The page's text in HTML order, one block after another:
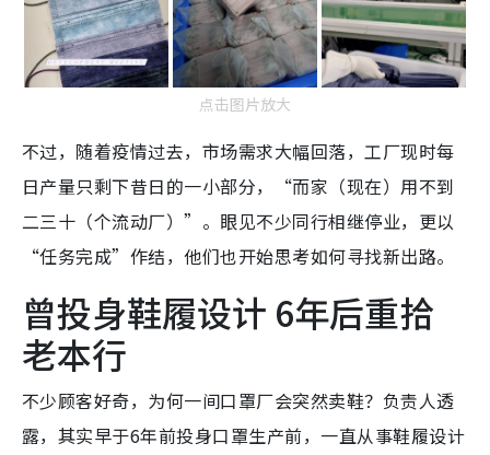
点击图片放大
不过，随着疫情过去，市场需求大幅回落，工厂现时每
日产量只剩下昔日的一小部分，“而家（现在）用不到
二三十（个流动厂）”。眼见不少同行相继停业，更以
“任务完成”作结，他们也开始思考如何寻找新出路。
曾投身鞋履设计 6年后重拾
老本行
不少顾客好奇，为何一间口罩厂会突然卖鞋？负责人透
露，其实早于6年前投身口罩生产前，一直从事鞋履设计